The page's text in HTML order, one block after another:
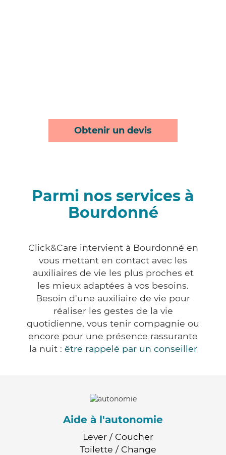
Obtenir un devis
Parmi nos services à
Bourdonné
Click&Care intervient à Bourdonné en
vous mettant en contact avec les
auxiliaires de vie les plus proches et
les mieux adaptées à vos besoins.
Besoin d'une auxiliaire de vie pour
réaliser les gestes de la vie
quotidienne, vous tenir compagnie ou
encore pour une présence rassurante
la nuit : être rappelé par un conseiller
Aide à l'autonomie
Lever / Coucher
Toilette / Change